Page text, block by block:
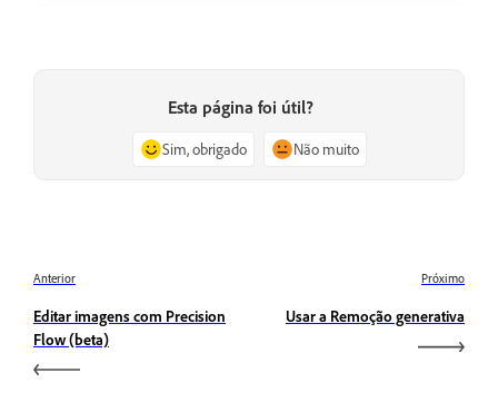
Esta página foi útil?
Sim, obrigado Não muito
Anterior
Editar imagens com Precision
Flow (beta)
Próximo
Usar a Remoção generativa